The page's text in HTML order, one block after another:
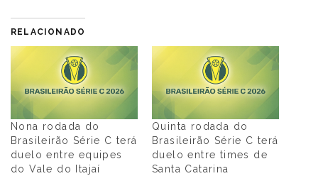
RELACIONADO
Nona rodada do
Brasileirão Série C terá
duelo entre equipes
do Vale do Itajaí
Quinta rodada do
Brasileirão Série C terá
duelo entre times de
Santa Catarina